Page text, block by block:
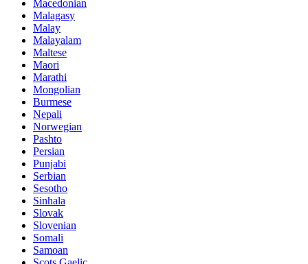
Macedonian
Malagasy
Malay
Malayalam
Maltese
Maori
Marathi
Mongolian
Burmese
Nepali
Norwegian
Pashto
Persian
Punjabi
Serbian
Sesotho
Sinhala
Slovak
Slovenian
Somali
Samoan